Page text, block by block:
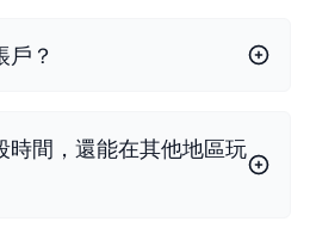
戶？
時間，還能在其他地區玩